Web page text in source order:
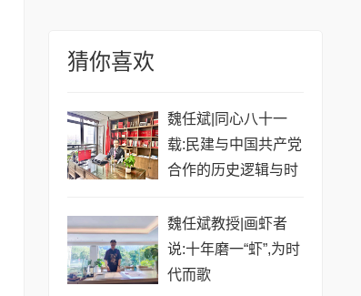
猜你喜欢
魏任斌|同心八十一
载:民建与中国共产党
合作的历史逻辑与时
魏任斌教授|画虾者
说:十年磨一“虾”,为时
代而歌